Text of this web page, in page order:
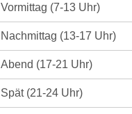
Vormittag (7-13 Uhr)
Nachmittag (13-17 Uhr)
Abend (17-21 Uhr)
Spät (21-24 Uhr)